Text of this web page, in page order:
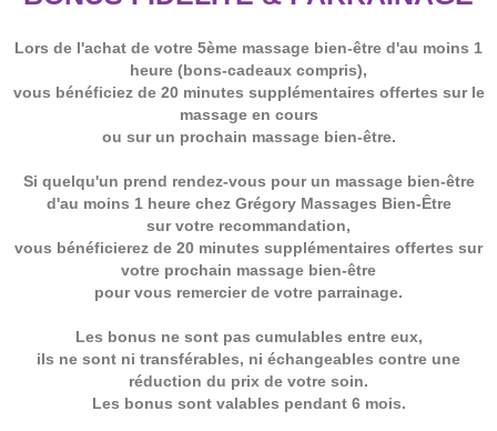
Lors de l'achat de votre 5ème massage bien-être d'au moins 1
heure (bons-cadeaux compris),
vous bénéficiez de 20 minutes supplémentaires offertes sur le
massage en cours
ou sur un prochain massage bien-être.
Si quelqu'un prend rendez-vous pour un massage bien-être
d'au moins 1 heure chez Grégory Massages Bien-Être
sur votre recommandation,
vous bénéficierez de 20 minutes supplémentaires offertes sur
votre prochain massage bien-être
pour vous remercier de votre parrainage.
Les bonus ne sont pas cumulables entre eux,
ils ne sont ni transférables, ni échangeables contre une
réduction du prix de votre soin.
Les bonus sont valables pendant 6 mois.